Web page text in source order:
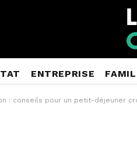
ENTREPRISE
: conseils pour un petit-déjeuner